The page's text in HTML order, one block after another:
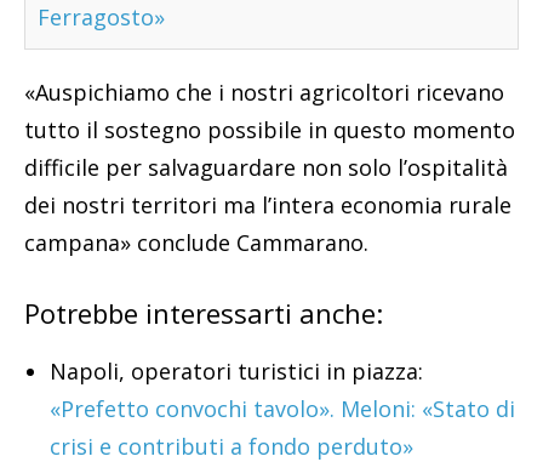
Ferragosto»
«Auspichiamo che i nostri agricoltori ricevano
tutto il sostegno possibile in questo momento
difficile per salvaguardare non solo l’ospitalità
dei nostri territori ma l’intera economia rurale
campana» conclude Cammarano.
Potrebbe interessarti anche:
Napoli, operatori turistici in piazza:
«Prefetto convochi tavolo». Meloni: «Stato di
crisi e contributi a fondo perduto»